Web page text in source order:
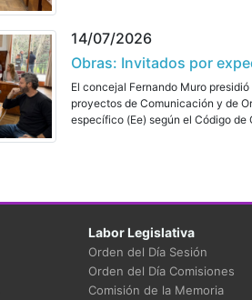
14/07/2026
Obras: Invitados por
El concejal Fernando Muro
proyectos de Comunicación y de
específico (Ee) según el Código de
Labor Legislativa
Orden del Día Sesión
Orden del Día Comisiones
Comisión de la Memoria